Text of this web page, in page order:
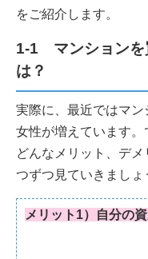
をご紹介します。
1-1 マンションを
は？
実際に、最近ではマ
女性が増えています。
どんなメリット、デ
つずつ見ていきましょ
メリット1）自分の